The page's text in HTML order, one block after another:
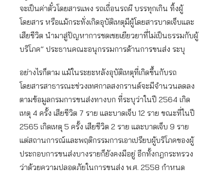
จะเป็นค่าตั๋วโดยสารแพง รถเถื่อนรถผี บรรทุกเกิน ทิ้งผู้
โดยสาร หรือแม้กระทั่งเกิดอุบัติเหตุมีผู้โดยสารบาดเจ็บและ
เสียชีวิต นำมาสู่ปัญหาการชดเชยเยียวยาที่ไม่เป็นธรรมกับผู้
บริโภค” ประธานคณะอนุกรรมการด้านการขนส่ง ระบุ
อย่างไรก็ตาม แม้ในระยะหลังอุบัติเหตุที่เกิดขึ้นกับรถ
โดยสารสาธารณะช่วงเทศกาลสงกรานต์จะมีจำนวนลดลง
ตามข้อมูลกรมการขนส่งทางบก ที่ระบุว่าในปี 2564 เกิด
เหตุ 4 ครั้ง เสียชีวิต 7 ราย และบาดเจ็บ 12 ราย ขณะที่ในปี
2565 เกิดเหตุ 5 ครั้ง เสียชีวิต 2 ราย และบาดเจ็บ 9 ราย
แต่สถานการณ์และพฤติกรรมการเอาเปรียบผู้บริโภคของผู้
ประกอบการขนส่งบางรายก็ยังคงมีอยู่ อีกทั้งกฎกระทรวง
ว่าด้วยความปลอดภัยในการขนส่ง พ.ศ. 2558 กำหนด